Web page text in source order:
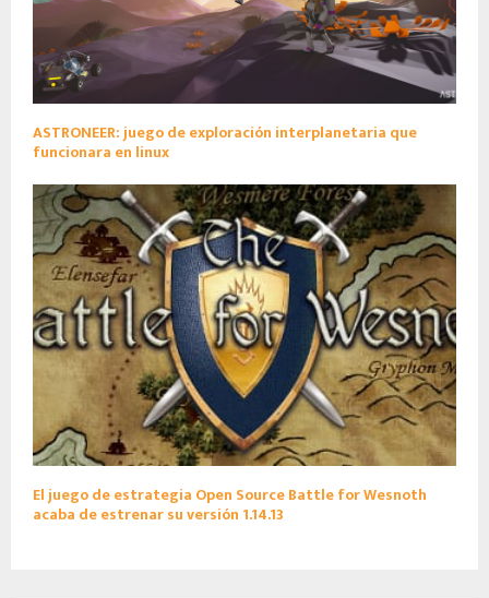
ASTRONEER: juego de exploración interplanetaria que
funcionara en linux
El juego de estrategia Open Source Battle for Wesnoth
acaba de estrenar su versión 1.14.13